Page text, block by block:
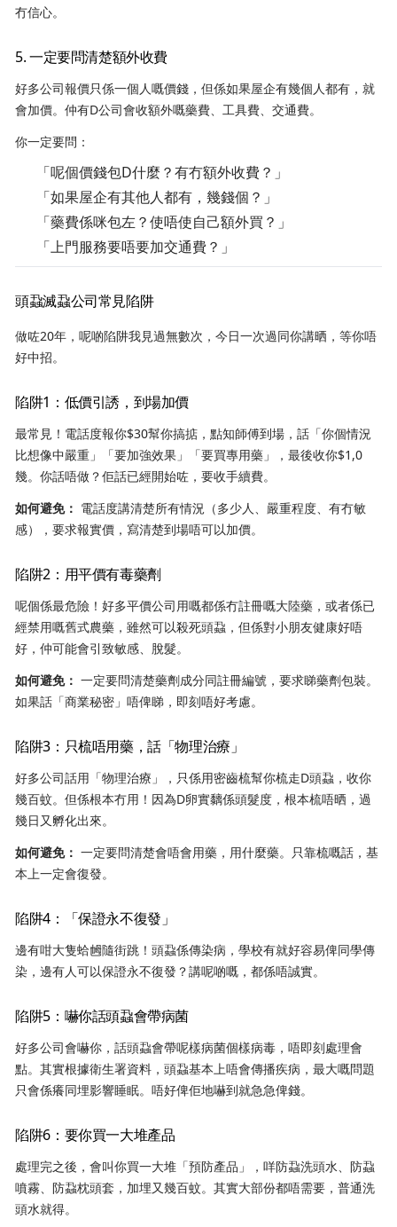
冇信心。
5. 一定要問清楚額外收費
好多公司報價只係一個人嘅價錢，但係如果屋企有幾個人都有，就
會加價。仲有D公司會收額外嘅藥費、工具費、交通費。
你一定要問：
「呢個價錢包D什麼？有冇額外收費？」
「如果屋企有其他人都有，幾錢個？」
「藥費係咪包左？使唔使自己額外買？」
「上門服務要唔要加交通費？」
頭蝨滅蝨公司常見陷阱
做咗20年，呢啲陷阱我見過無數次，今日一次過同你講晒，等你唔
好中招。
陷阱1：低價引誘，到場加價
最常見！電話度報你$30幫你搞掂，點知師傅到場，話「你個情況
比想像中嚴重」「要加強效果」「要買專用藥」，最後收你$1,0
幾。你話唔做？佢話已經開始咗，要收手續費。
如何避免： 電話度講清楚所有情況（多少人、嚴重程度、有冇敏
感），要求報實價，寫清楚到場唔可以加價。
陷阱2：用平價有毒藥劑
呢個係最危險！好多平價公司用嘅都係冇註冊嘅大陸藥，或者係已
經禁用嘅舊式農藥，雖然可以殺死頭蝨，但係對小朋友健康好唔
好，仲可能會引致敏感、脫髮。
如何避免： 一定要問清楚藥劑成分同註冊編號，要求睇藥劑包裝。
如果話「商業秘密」唔俾睇，即刻唔好考慮。
陷阱3：只梳唔用藥，話「物理治療」
好多公司話用「物理治療」，只係用密齒梳幫你梳走D頭蝨，收你
幾百蚊。但係根本冇用！因為D卵實黐係頭髮度，根本梳唔晒，過
幾日又孵化出來。
如何避免： 一定要問清楚會唔會用藥，用什麼藥。只靠梳嘅話，基
本上一定會復發。
陷阱4：「保證永不復發」
邊有咁大隻蛤乸隨街跳！頭蝨係傳染病，學校有就好容易俾同學傳
染，邊有人可以保證永不復發？講呢啲嘅，都係唔誠實。
陷阱5：嚇你話頭蝨會帶病菌
好多公司會嚇你，話頭蝨會帶呢樣病菌個樣病毒，唔即刻處理會
點。其實根據衛生署資料，頭蝨基本上唔會傳播疾病，最大嘅問題
只會係癢同埋影響睡眠。唔好俾佢地嚇到就急急俾錢。
陷阱6：要你買一大堆產品
處理完之後，會叫你買一大堆「預防產品」，咩防蝨洗頭水、防蝨
噴霧、防蝨枕頭套，加埋又幾百蚊。其實大部份都唔需要，普通洗
頭水就得。